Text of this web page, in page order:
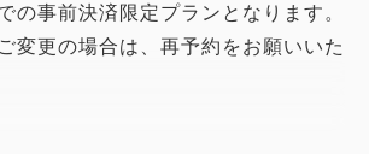
の事前決済限定プランとなります。
変更の場合は、再予約をお願いいた